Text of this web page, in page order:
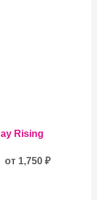
Rising
от 1,750₽